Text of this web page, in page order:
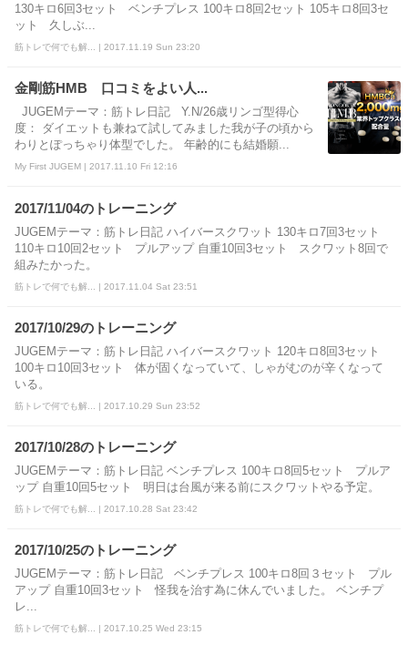
130キロ6回3セット ベンチプレス 100キロ8回2セット 105キロ8回3セ
ット 久しぶ...
筋トレで何でも解... | 2017.11.19 Sun 23:20
金剛筋HMB 口コミをよい人...
JUGEMテーマ：筋トレ日記 Y.N/26歳リンゴ型得心
度： ダイエットも兼ねて試してみました我が子の頃から
わりとぽっちゃり体型でした。 年齢的にも結婚願...
My First JUGEM | 2017.11.10 Fri 12:16
2017/11/04のトレーニング
JUGEMテーマ：筋トレ日記 ハイバースクワット 130キロ7回3セット
110キロ10回2セット プルアップ 自重10回3セット スクワット8回で
組みたかった。
筋トレで何でも解... | 2017.11.04 Sat 23:51
2017/10/29のトレーニング
JUGEMテーマ：筋トレ日記 ハイバースクワット 120キロ8回3セット
100キロ10回3セット 体が固くなっていて、しゃがむのが辛くなって
いる。
筋トレで何でも解... | 2017.10.29 Sun 23:52
2017/10/28のトレーニング
JUGEMテーマ：筋トレ日記 ベンチプレス 100キロ8回5セット プルア
ップ 自重10回5セット 明日は台風が来る前にスクワットやる予定。
筋トレで何でも解... | 2017.10.28 Sat 23:42
2017/10/25のトレーニング
JUGEMテーマ：筋トレ日記 ベンチプレス 100キロ8回３セット プル
アップ 自重10回3セット 怪我を治す為に休んでいました。 ベンチプ
レ...
筋トレで何でも解... | 2017.10.25 Wed 23:15